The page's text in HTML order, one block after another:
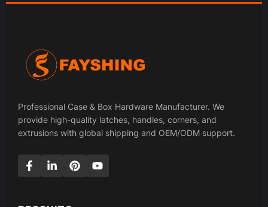
Professional Case & Box Hardware Manufacturer. We
provide high-quality latches, handles, corners, and
extrusions with global shipping and OEM/ODM support.